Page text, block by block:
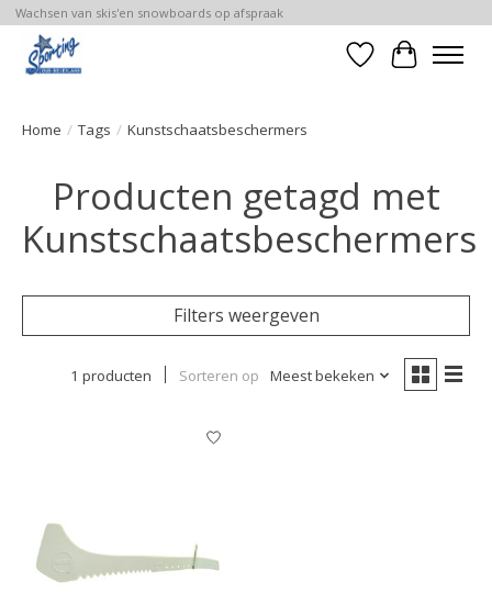
Wachsen van skis'en snowboards op afspraak
Verlanglijst
Home / Tags / Kunstschaatsbeschermers
Producten getagd met
Kunstschaatsbeschermers
Filters weergeven
1 producten Sorteren op Meest bekeken